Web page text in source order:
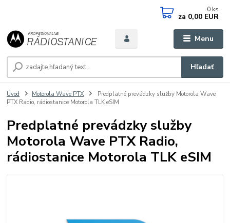
Menu
Hľadať
0 ks
za 0,00 EUR
Úvod Motorola Wave PTX
Predplatné prevádzky služby Motorola Wave
PTX Radio, rádiostanice Motorola TLK eSIM
Predplatné prevádzky služby
Motorola Wave PTX Radio,
rádiostanice Motorola TLK eSIM